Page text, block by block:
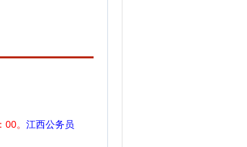
。 江西公务员